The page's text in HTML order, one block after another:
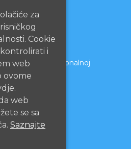
ugovor o funkcionalnoj
za
Cookie
i
web
ovome
web
se sa
Saznajte